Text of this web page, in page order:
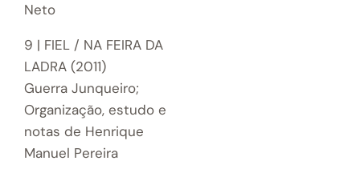
Neto
9 | FIEL / NA FEIRA DA
LADRA (2011)
Guerra Junqueiro;
Organização, estudo e
notas de Henrique
Manuel Pereira